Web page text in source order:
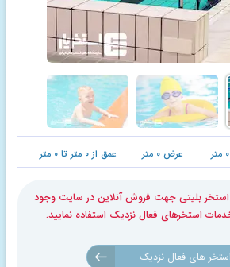
۰ متر عرض۰ متر عمق از۰ متر تا۰ متر
استخر بلیتی جهت فروش آنلاین در سایت وجود
استخرهای فعال نزدیک استفاده نمایید.
استخر های فعال نزدیک